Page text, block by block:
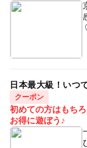
日本最大級！いつ
クーポン
初めての方はもち
お得に遊ぼう♪